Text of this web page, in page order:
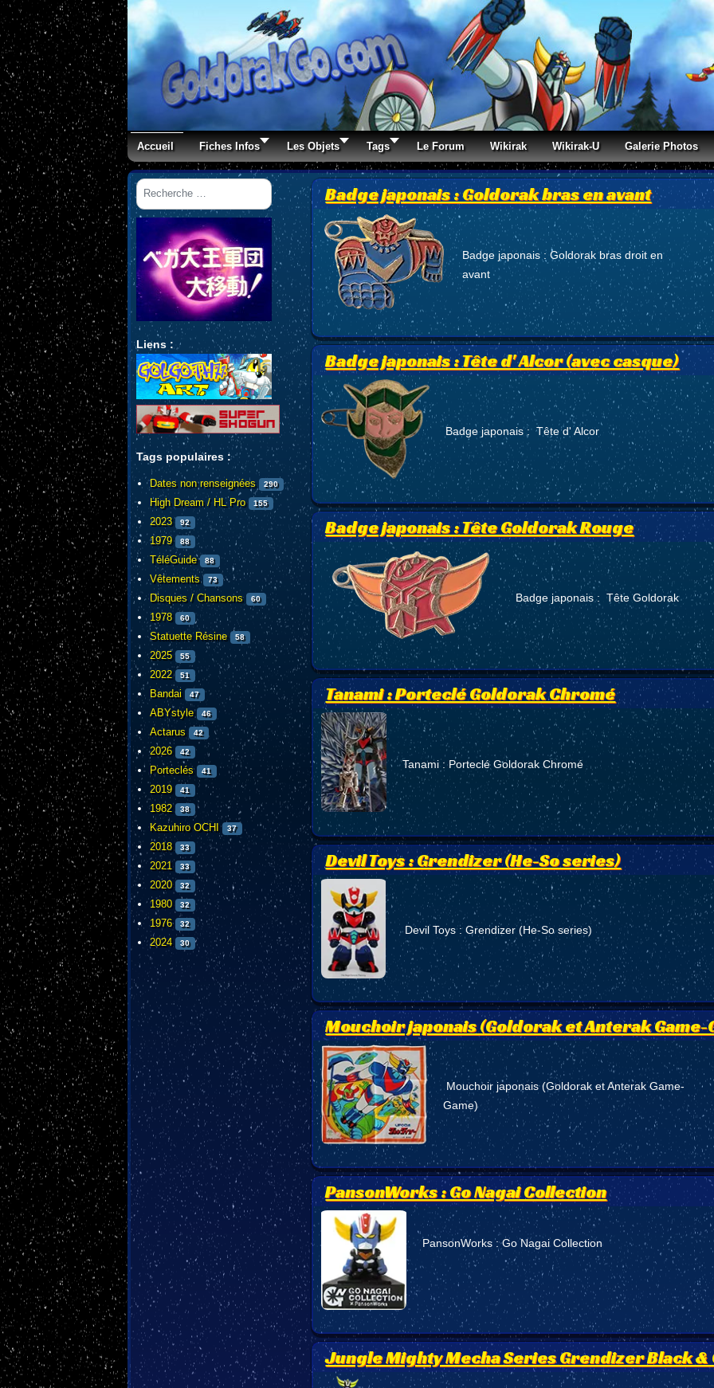
Accueil Fiches Infos Les Objets Tags Le Forum Wikirak Wikirak-U Galerie Photos
Rechercher
Liens :
Tags populaires :
Dates non renseignées 290
High Dream / HL Pro 155
2023 92
1979 88
TéléGuide 88
Vêtements 73
Disques / Chansons 60
1978 60
Statuette Résine 58
2025 55
2022 51
Bandai 47
ABYstyle 46
Actarus 42
2026 42
Porteclés 41
2019 41
1982 38
Kazuhiro OCHI 37
2018 33
2021 33
2020 32
1980 32
1976 32
2024 30
Badge japonais : Goldorak bras en avant
Badge japonais : Goldorak bras droit en
avant
Badge japonais : Tête d' Alcor (avec casque)
Badge japonais : Tête d' Alcor
Badge japonais : Tête Goldorak Rouge
Badge japonais : Tête Goldorak
Tanami : Porteclé Goldorak Chromé
Tanami : Porteclé Goldorak Chromé
Devil Toys : Grendizer (He-So series)
Devil Toys : Grendizer (He-So series)
Mouchoir japonais (Goldorak et Anterak Game-
Mouchoir japonais (Goldorak et Anterak Game-
Game)
PansonWorks : Go Nagai Collection
PansonWorks : Go Nagai Collection
Jungle Mighty Mecha Series Grendizer Black &